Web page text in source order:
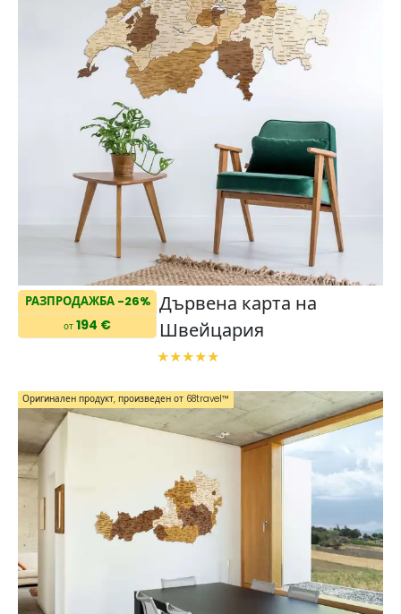
РАЗПРОДАЖБА -26%
от 194 €
Дървена карта на
Швейцария
Оригинален продукт, произведен от 68travel™️